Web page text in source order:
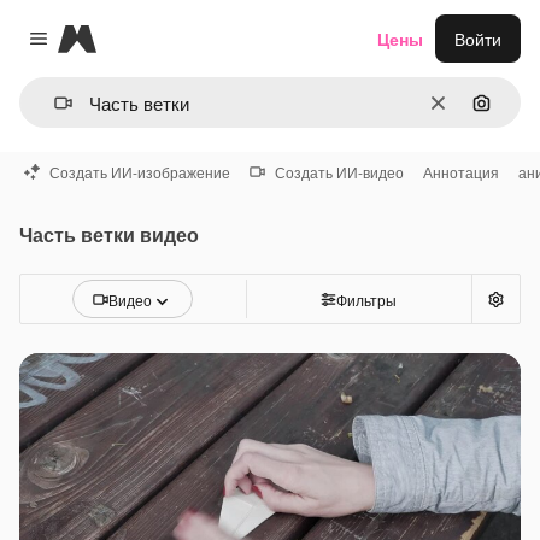
Close menu
Magnific
ОчиститьПоиск
Цены Войти
Создать ИИ-изображение Создать ИИ-видео Аннотация
Часть ветки видео
Видео Фильтры